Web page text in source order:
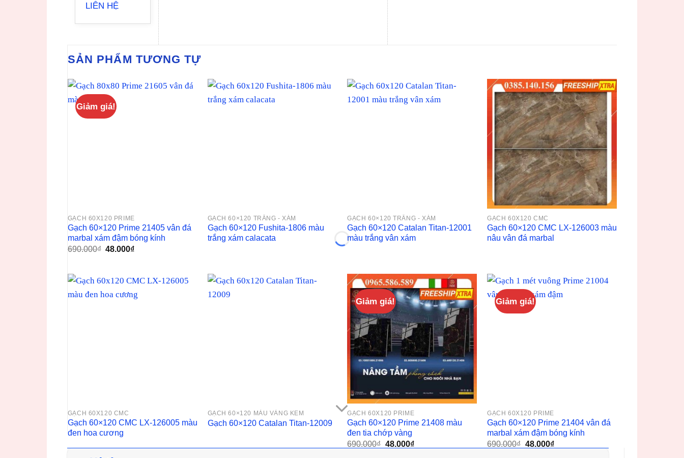
LIÊN HỆ
SẢN PHẨM TƯƠNG TỰ
Giảm giá!
GẠCH 60X120 PRIME
Gạch 60×120 Prime 21405 vân đá
marbal xám đậm bóng kính
690.000₫ Giá
48.000₫Giá
48.000₫.
GẠCH 60×120 TRẮNG - XÁM
Gạch 60×120 Fushita-1806 màu
trắng xám calacata
GẠCH 60×120 TRẮNG - XÁM
Gạch 60×120 Catalan Titan-12001
màu trắng vân xám
GẠCH 60X120 CMC
Gạch 60×120 CMC LX-126003 màu
nâu vân đá marbal
GẠCH 60X120 CMC
Gạch 60×120 CMC LX-126005 màu
đen hoa cương
GẠCH 60×120 MÀU VÀNG KEM
Gạch 60×120 Catalan Titan-12009
Giảm giá!
GẠCH 60X120 PRIME
Gạch 60×120 Prime 21408 màu
đen tia chớp vàng
690.000₫ Giá
gốc
48.000₫Giá
hiện
Giảm giá!
GẠCH 60X120 PRIME
Gạch 60×120 Prime 21404 vân đá
marbal xám đậm bóng kính
690.000₫ Giá
gốc
48.000₫Giá
hiện